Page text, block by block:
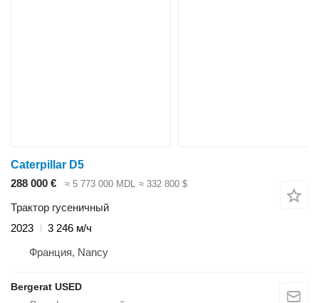
Caterpillar D5
288 000 €
≈ 5 773 000 MDL ≈ 332 800 $
Трактор гусеничный
2023
3 246 м/ч
Франция, Nancy
Bergerat USED